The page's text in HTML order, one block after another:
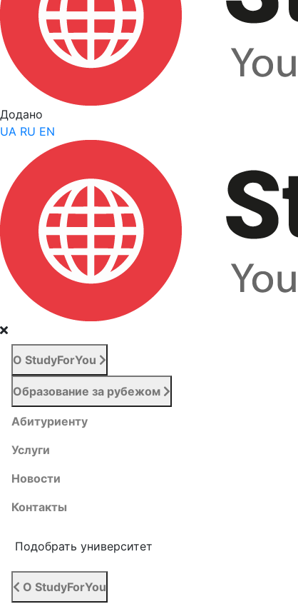
Додано
UA RU EN
О StudyForYou
Образование за рубежом
Абитуриенту
Услуги
Новости
Контакты
Подобрать университет
О StudyForYou